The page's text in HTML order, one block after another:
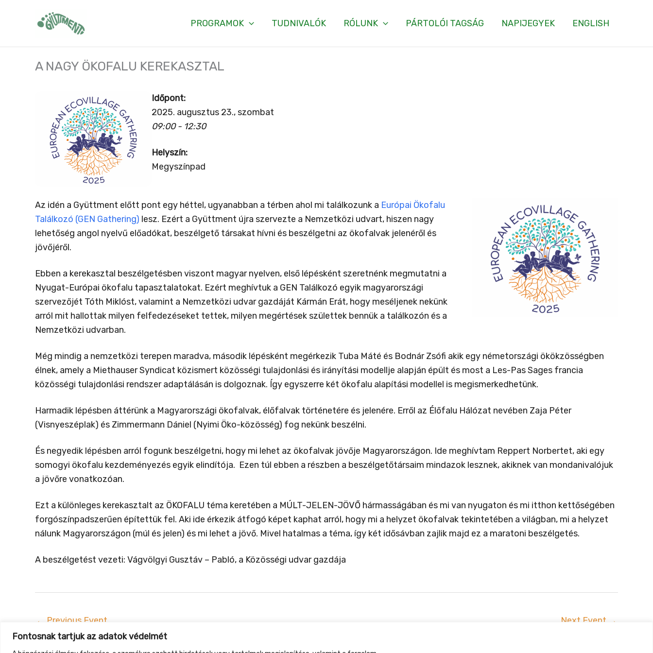
Fontosnak tartjuk az adatok védelmét
PROGRAMOK TUDNIVALÓK RÓLUNK PÁRTOLÓI TAGSÁG NAPIJEGYEK ENGLISH
A NAGY ÖKOFALU KEREKASZTAL
Időpont:
2025. augusztus 23., szombat
09:00 - 12:30
Helyszín:
Megyszínpad
Az idén a Gyüttment előtt pont egy héttel, ugyanabban a térben ahol mi találkozunk a Európai Ökofalu
Találkozó (GEN Gathering) lesz. Ezért a Gyüttment újra szervezte a Nemzetközi udvart, hiszen nagy
lehetőség angol nyelvű előadókat, beszélgető társakat hívni és beszélgetni az ökofalvak jelenéről és
jövőjéről.
Ebben a kerekasztal beszélgetésben viszont magyar nyelven, első lépésként szeretnénk megmutatni a
Nyugat-Európai ökofalu tapasztalatokat. Ezért meghívtuk a GEN Találkozó egyik magyarországi
szervezőjét Tóth Miklóst, valamint a Nemzetközi udvar gazdáját Kármán Erát, hogy meséljenek nekünk
arról mit hallottak milyen felfedezéseket tettek, milyen megértések születtek bennük a találkozón és a
Nemzetközi udvarban.
Még mindig a nemzetközi terepen maradva, második lépésként megérkezik Tuba Máté és Bodnár Zsófi akik egy németországi ökökzösségben
élnek, amely a Miethauser Syndicat közismert közösségi tulajdonlási és irányítási modellje alapján épült és most a Les-Pas Sages francia
közösségi tulajdonlási rendszer adaptálásán is dolgoznak. Így egyszerre két ökofalu alapítási modellel is megismerkedhetünk.
Harmadik lépésben áttérünk a Magyarországi ökofalvak, élőfalvak történetére és jelenére. Erről az Élőfalu Hálózat nevében Zaja Péter
(Visnyeszéplak) és Zimmermann Dániel (Nyimi Öko-közösség) fog nekünk beszélni.
És negyedik lépésben arról fogunk beszélgetni, hogy mi lehet az ökofalvak jövője Magyarországon. Ide meghívtam Reppert Norbertet, aki egy
somogyi ökofalu kezdeményezés egyik elindítója. Ezen túl ebben a részben a beszélgetőtársaim mindazok lesznek, akiknek van mondanivalójuk
a jövőre vonatkozóan.
Ezt a különleges kerekasztalt az ÖKOFALU téma keretében a MÚLT-JELEN-JÖVŐ hármasságában és mi van nyugaton és mi itthon kettőségében
forgószínpadszerűen építettük fel. Aki ide érkezik átfogó képet kaphat arról, hogy mi a helyzet ökofalvak tekintetében a világban, mi a helyzet
nálunk Magyarországon (múl és jelen) és mi lehet a jövő. Mivel hatalmas a téma, így két idősávban zajlik majd ez a maratoni beszélgetés.
A beszélgetést vezeti: Vágvölgyi Gusztáv – Pabló, a Közösségi udvar gazdája
← Previous Event Next Event →
Gyüttment Találkozó, 2026. augusztus 27-30., Csobánkapuszta